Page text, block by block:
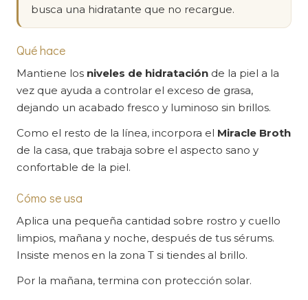
busca una hidratante que no recargue.
Qué hace
Mantiene los niveles de hidratación de la piel a la
vez que ayuda a controlar el exceso de grasa,
dejando un acabado fresco y luminoso sin brillos.
Como el resto de la línea, incorpora el Miracle Broth
de la casa, que trabaja sobre el aspecto sano y
confortable de la piel.
Cómo se usa
Aplica una pequeña cantidad sobre rostro y cuello
limpios, mañana y noche, después de tus sérums.
Insiste menos en la zona T si tiendes al brillo.
Por la mañana, termina con protección solar.